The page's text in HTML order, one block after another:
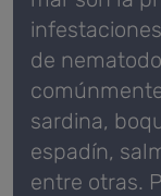
de
sardina,
espadín,
entre otras.